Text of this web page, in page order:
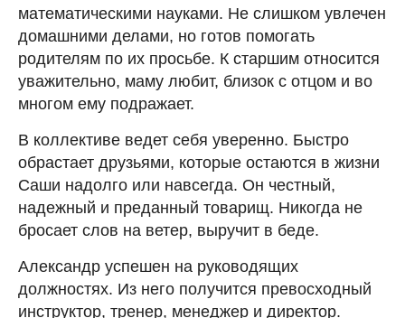
математическими науками. Не слишком увлечен
домашними делами, но готов помогать
родителям по их просьбе. К старшим относится
уважительно, маму любит, близок с отцом и во
многом ему подражает.
В коллективе ведет себя уверенно. Быстро
обрастает друзьями, которые остаются в жизни
Саши надолго или навсегда. Он честный,
надежный и преданный товарищ. Никогда не
бросает слов на ветер, выручит в беде.
Александр успешен на руководящих
должностях. Из него получится превосходный
инструктор, тренер, менеджер и директор.